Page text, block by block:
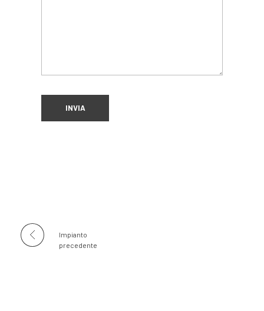
Impianto
precedente